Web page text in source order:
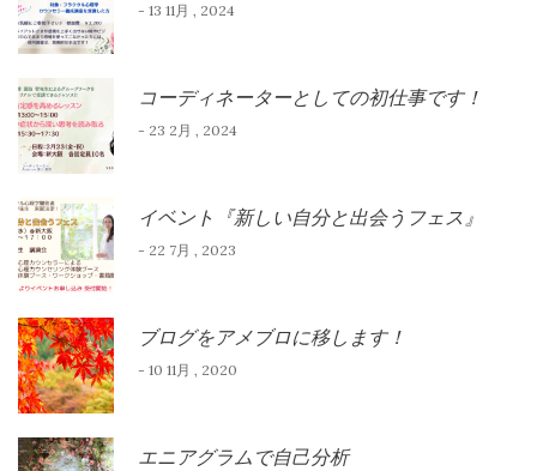
- 13 11月 , 2024
コーディネーターとしての初仕事です！
- 23 2月 , 2024
イベント『新しい自分と出会うフェス』
- 22 7月 , 2023
ブログをアメブロに移します！
- 10 11月 , 2020
エニアグラムで自己分析